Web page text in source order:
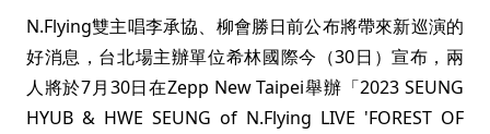
N.Flying雙主唱李承協、柳會勝日前公布將帶來新巡演的
好消息，台北場主辦單位希林國際今（30日）宣布，兩
人將於7月30日在Zepp New Taipei舉辦「2023 SEUNG
HYUB & HWE SEUNG of N.Flying LIVE 'FOREST OF